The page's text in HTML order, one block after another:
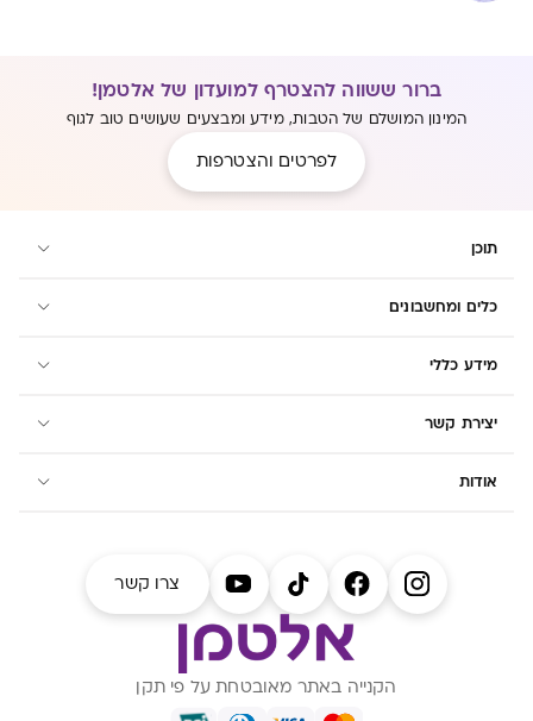
חלבון ומה תפקידו? וכמה ממנו אנחנו
באמת צריכים? כל התשובות בכתבה
ברור ששווה להצטרף למועדון של אלטמן!
המינון המושלם של הטבות, מידע ומבצעים שעושים טוב לגוף
לפרטים והצטרפות
תוכן
כלים ומחשבונים
מידע כללי
יצירת קשר
אודות
צרו קשר
הקנייה באתר מאובטחת על פי תקן